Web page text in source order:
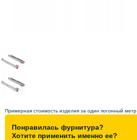
Видеоотзывы
Контакты
Примерная стоимость изделия за один погонный метр
Понравилась фурнитура?
Хотите применить именно ее?